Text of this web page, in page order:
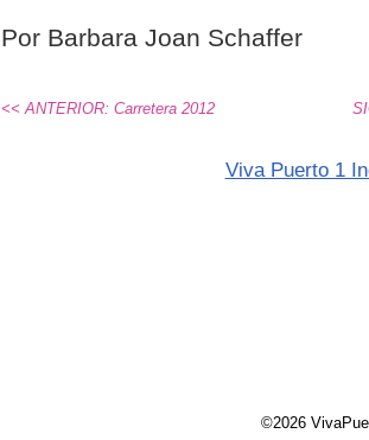
Por Barbara Joan Schaffer
<< ANTERIOR: Carretera 2012
Viva Puerto 1
©2026